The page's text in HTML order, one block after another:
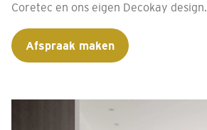
Coretec en ons eigen Decokay design.
Afspraak maken